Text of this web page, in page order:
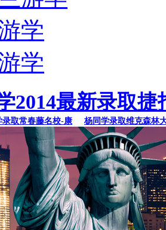
学
学
2014最新录取捷
常春藤名校-康 杨同学录取维克森林大学